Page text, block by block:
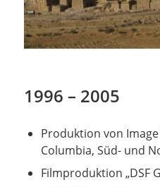
1996 – 2005
Produktion von
Columbia, Süd- und
Filmproduktion „DSF